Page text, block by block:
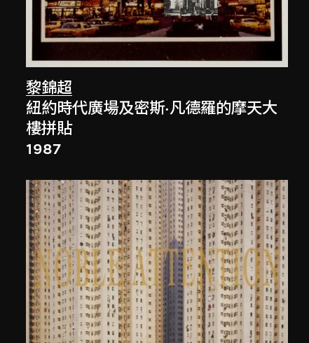
黎錦超
紐約時代廣場及密斯·凡德羅的摩天大
樓拼貼
1987